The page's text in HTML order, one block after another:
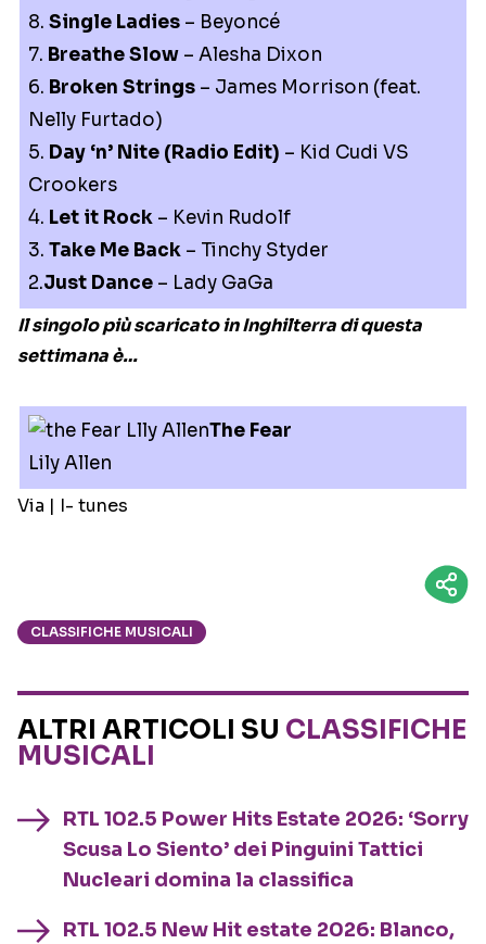
8. Single Ladies – Beyoncé
7. Breathe Slow – Alesha Dixon
6. Broken Strings – James Morrison (feat.
Nelly Furtado)
5. Day ‘n’ Nite (Radio Edit) – Kid Cudi VS
Crookers
4. Let it Rock – Kevin Rudolf
3. Take Me Back – Tinchy Styder
2.Just Dance – Lady GaGa
Il singolo più scaricato in Inghilterra di questa
settimana è…
The Fear
Lily Allen
Via | I- tunes
CLASSIFICHE MUSICALI
ALTRI ARTICOLI SU CLASSIFICHE
MUSICALI
RTL 102.5 Power Hits Estate 2026: ‘Sorry
Scusa Lo Siento’ dei Pinguini Tattici
Nucleari domina la classifica
RTL 102.5 New Hit estate 2026: Blanco,